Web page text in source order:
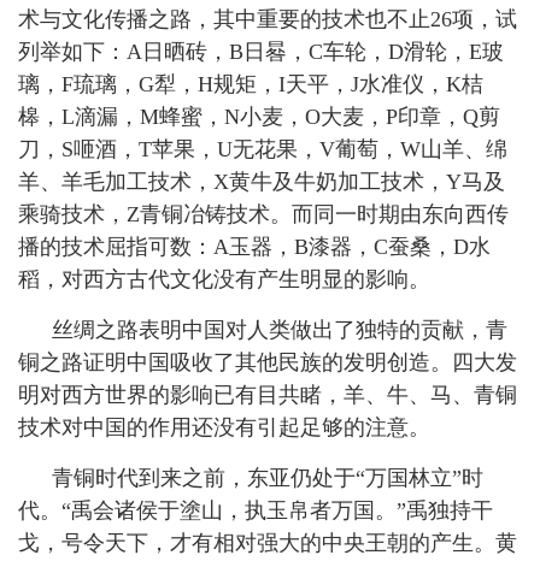
术与文化传播之路，其中重要的技术也不止26项，试
列举如下： A 日晒砖， B 日晷， C车轮， D滑轮， E玻
璃， F琉璃， G犁， H规矩， I天平， J水准仪， K桔
槔， L滴漏， M蜂蜜， N小麦， O大麦， P印章， Q剪
刀， S咂酒， T苹果， U无花果， V葡萄， W山羊、绵
羊、羊毛加工技术， X黄牛及牛奶加工技术， Y马及
乘骑技术， Z青铜冶铸技术。而同一时期由东向西传
播的技术屈指可数： A玉器， B漆器， C蚕桑， D水
稻，对西方古代文化没有产生明显的影响。
丝绸之路表明中国对人类做出了独特的贡献，青
铜之路证明中国吸收了其他民族的发明创造。四大发
明对西方世界的影响已有目共睹，羊、牛、马、青铜
技术对中国的作用还没有引起足够的注意。
青铜时代到来之前，东亚仍处于“万国林立”时
代。“禹会诸侯于塗山，执玉帛者万国。”禹独持干
戈，号令天下，才有相对强大的中央王朝的产生。黄